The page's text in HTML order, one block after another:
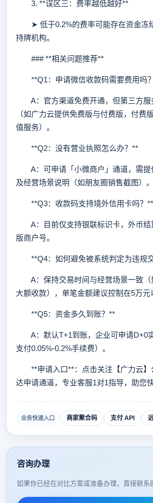
3. **误区三：费率越低越好**
➤ 低于0.2%的费率可能存在资金冻
持牌机构。
### **相关问题推荐**
**Q1：申请微信收款码需要费用吗
A：官方渠道免费开通，但第三方服
（如广力云提供免费版与付费版，付费
值服务）。
**Q2：没有营业执照怎么办？**
A：可申请「小微商户」通道，需提
及经营场景说明（如朋友圈销售截图）。
**Q3：收款码支持境外信用卡吗？**
A：目前仅支持银联标识卡，外币结
版商户号。
**Q4：如何避免被系统判定为违规
A：保持交易时间与经营场景一致（
大额收款），单笔金额建议控制在5万元
**Q5：资金多久到账？**
A：默认T+1到账，企业可申请D+0
支付0.05%-0.2%手续费）。
**申请入口**：点击关注【广力云】
达申请通道，专业客服1对1指导，助您
业务快速入口 商家聚合码 支付 API
咨询办理
如果你已经在对比方案或准备办理，直接联系